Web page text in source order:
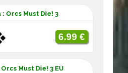
: Orcs Must Die! 3
6.99 €
Must Die! 3 EU